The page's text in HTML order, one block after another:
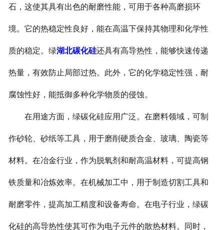
石，这使其具有出色的耐磨性能，可用于各种高磨损环
境。它的热稳定性良好，能在高温下保持其物理和化学性
质的稳定。绿湖北碳化硅还具有高导热性，能够快速传递
热量，有效防止局部过热。此外，它的化学稳定性强，耐
腐蚀性好，能抵御多种化学物质的侵蚀。
在用途方面，绿碳化硅应用广泛。在磨料领域，可制
作砂轮、砂纸等工具，用于磨削硬质合金、玻璃、陶瓷等
材料。在冶金行业，作为脱氧剂和耐高温材料，可提高钢
铁质量和冶炼效率。在机械加工中，用于制造切割工具和
耐磨零件，提高加工精度和设备寿命。在电子行业，绿碳
化硅的高导热性使其可作为电子元件的散热材料。同时，